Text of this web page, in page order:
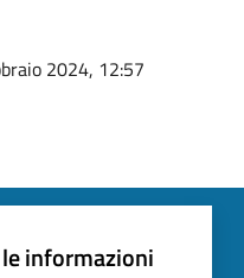
2024, 12:57
informazioni